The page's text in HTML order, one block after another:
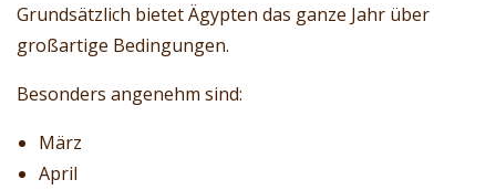
Grundsätzlich bietet Ägypten das ganze Jahr über
großartige Bedingungen.
Besonders angenehm sind:
März
April